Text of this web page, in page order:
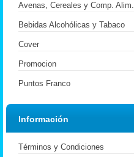
Avenas, Cereales y Comp. Alim.
Bebidas Alcohólicas y Tabaco
Cover
Promocion
Puntos Franco
Información
Términos y Condiciones